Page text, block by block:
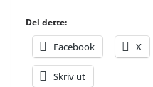
Del dette:
Facebook X
Skriv ut